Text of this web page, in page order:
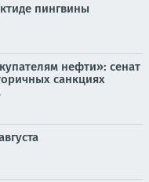
пингвины
нефти»: сенат
санкциях